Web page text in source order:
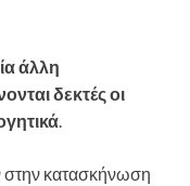
άλλη
δεκτές οι
.
στην κατασκήνωση